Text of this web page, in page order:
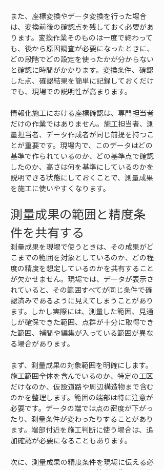
また、座標変換やデータ変換を行った場合
は、変換前後の確認点を残しておく必要があ
ります。変換作業そのものは一度で終わって
も、後から原因調査が必要になったときに、
どの段階でどの設定を使ったかが分からない
と確認に時間がかかります。変換条件、確認
した点、確認結果を簡単に記録しておくだけ
でも、現場での説明性が高まります。
情報化施工における座標確認は、専門担当者
だけの作業ではありません。施工担当者、測
量担当者、データ作成者が同じ前提を持つこ
とが重要です。現場内で、このデータはどの
基準で作られているのか、どの基準点で確認
したのか、高さは何を基準にしているのかを
説明できる状態にしておくことで、測量成果
を施工に使いやすくなります。
測量成果の範囲と精度条
件を共有する
測量成果を現場で使うときは、その成果がど
こまでの範囲を対象としているのか、どの程
度の精度を想定しているのかを共有すること
が欠かせません。現場では、データが表示さ
れていると、その範囲すべてが同じ条件で確
認済みであるように見えてしまうことがあり
ます。しかし実際には、測量した範囲、見通
しが確保できた範囲、点群が十分に取得でき
た範囲、補間や編集が入っている範囲が異な
る場合があります。
まず、測量成果の対象範囲を明確にします。
施工範囲全体を含んでいるのか、特定の工区
だけなのか、仮設道路や周辺構造物まで含む
のかを整理します。範囲の端部は特に注意が
必要です。データの端では点の密度が下がっ
たり、測量条件が変わったりすることがあり
ます。端部付近を施工判断に使う場合は、追
加確認が必要になることもあります。
次に、測量成果の精度条件を現場に伝える必